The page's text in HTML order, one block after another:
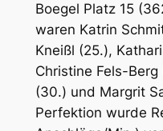
Boegel Platz 15
waren Katrin
Kneißl (25.),
Christine Fels-
(30.) und Margrit
Perfektion wurde